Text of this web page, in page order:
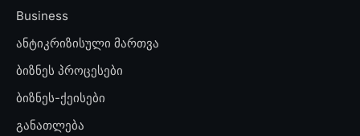
Business
ანტიკრიზისული მართვა
ბიზნეს პროცესები
ბიზნეს-ქეისები
განათლება